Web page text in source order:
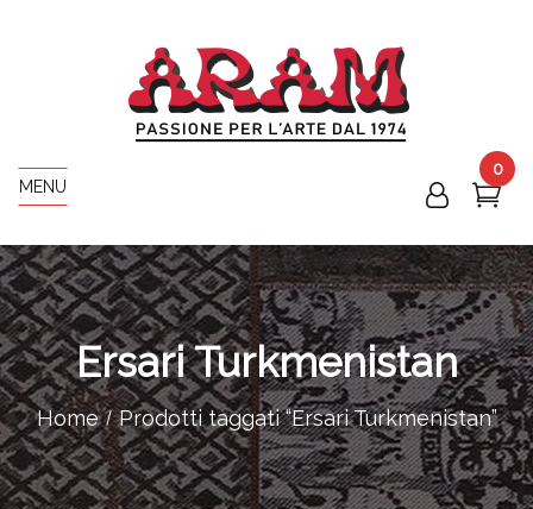
MENU
0
Ersari Turkmenistan
Home Prodotti taggati “Ersari Turkmenistan”